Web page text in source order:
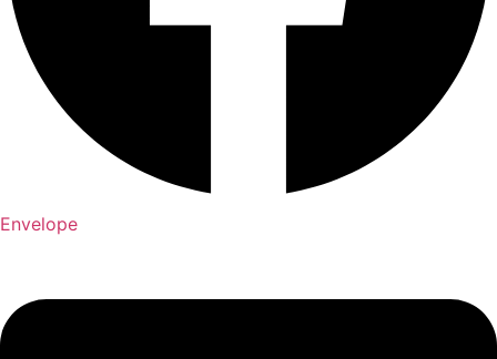
Envelope